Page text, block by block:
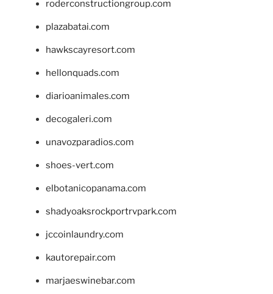
roderconstructiongroup.com
plazabatai.com
hawkscayresort.com
hellonquads.com
diarioanimales.com
decogaleri.com
unavozparadios.com
shoes-vert.com
elbotanicopanama.com
shadyoaksrockportrvpark.com
jccoinlaundry.com
kautorepair.com
marjaeswinebar.com